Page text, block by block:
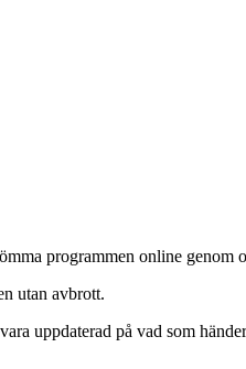
programmen online genom
utan avbrott.
uppdaterad på vad som